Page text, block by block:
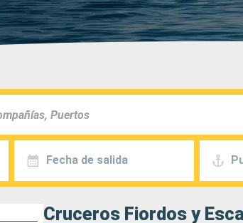
Fecha de salida
Cruceros Fiordos y